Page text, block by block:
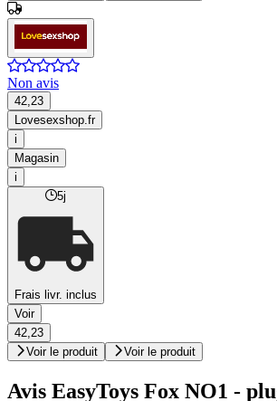
Non avis
42,23
Lovesexshop.fr
i
Magasin
i
5j
Frais livr. inclus
Voir
42,23
Voir le produit
Voir le produit
Avis EasyToys Fox NO1 -